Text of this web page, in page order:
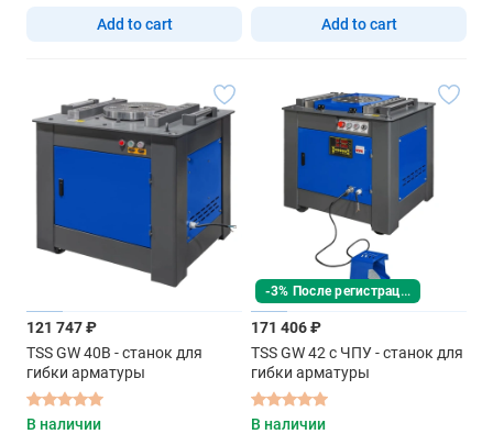
Add to cart Add to cart
121 747 ₽
TSS GW 40B - станок для
гибки арматуры
В наличии
-3% После регистрации
171 406 ₽
TSS GW 42 с ЧПУ - станок для
гибки арматуры
В наличии